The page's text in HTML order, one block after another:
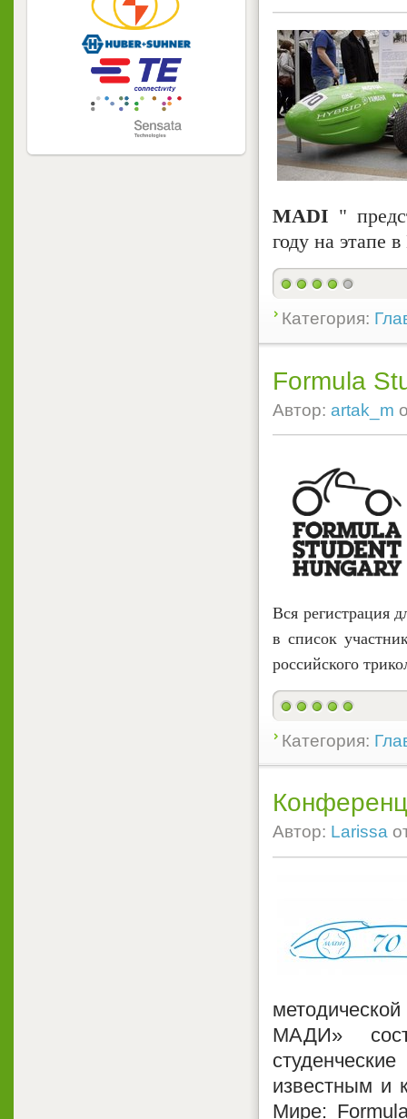
MADI "
году на этапе
Категория:
Formula
Автор: artak_m
Вся регистрация
в список
российского
Категория:
Автор: Larissa
МАДИ»
известным и
Мире: